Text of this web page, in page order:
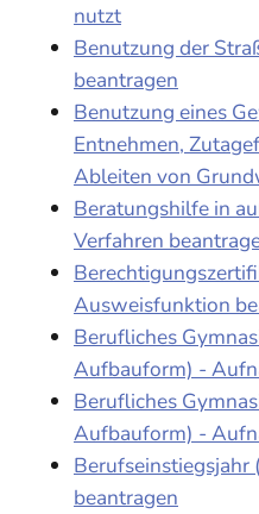
nutzt
Benutzung der
beantragen
Benutzung eines
Entnehmen,
Ableiten von
Beratungshilfe in
Verfahren
Ausweisfunktion
Berufliches
Aufbauform) -
Berufliches
Aufbauform) -
Berufseinstiegsjahr
beantragen